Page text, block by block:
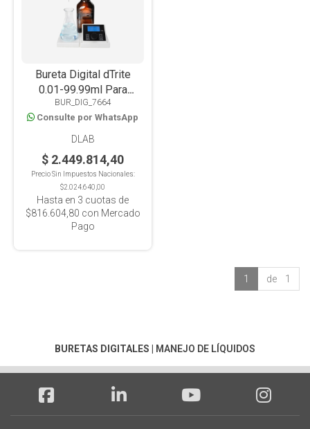
Bureta Digital dTrite
0.01-99.99ml Para
Titración
BUR_DIG_7664
Consulte por WhatsApp
DLAB
$ 2.449.814,40
Precio Sin Impuestos Nacionales:
$2.024.640,00
Hasta en 3 cuotas de
$816.604,80 con Mercado
Pago
1 de 1
BURETAS DIGITALES MANEJO DE LÍQUIDOS